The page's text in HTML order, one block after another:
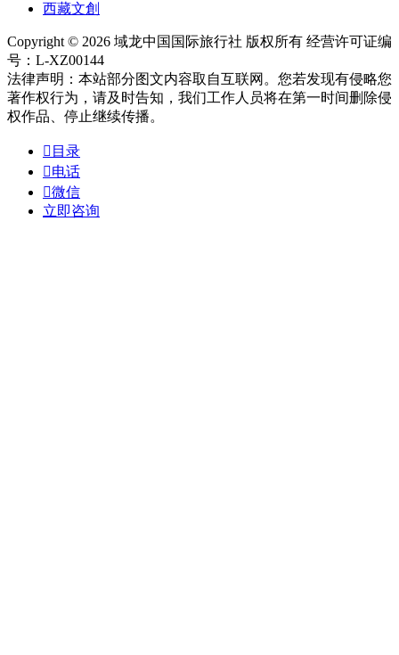
西藏文創
Copyright © 2026 域龙中国国际旅行社 版权所有 经营许可证编
号：L-XZ00144
法律声明：本站部分图文内容取自互联网。您若发现有侵略您
著作权行为，请及时告知，我们工作人员将在第一时间删除侵
权作品、停止继续传播。
 目录
电话
微信
立即咨询